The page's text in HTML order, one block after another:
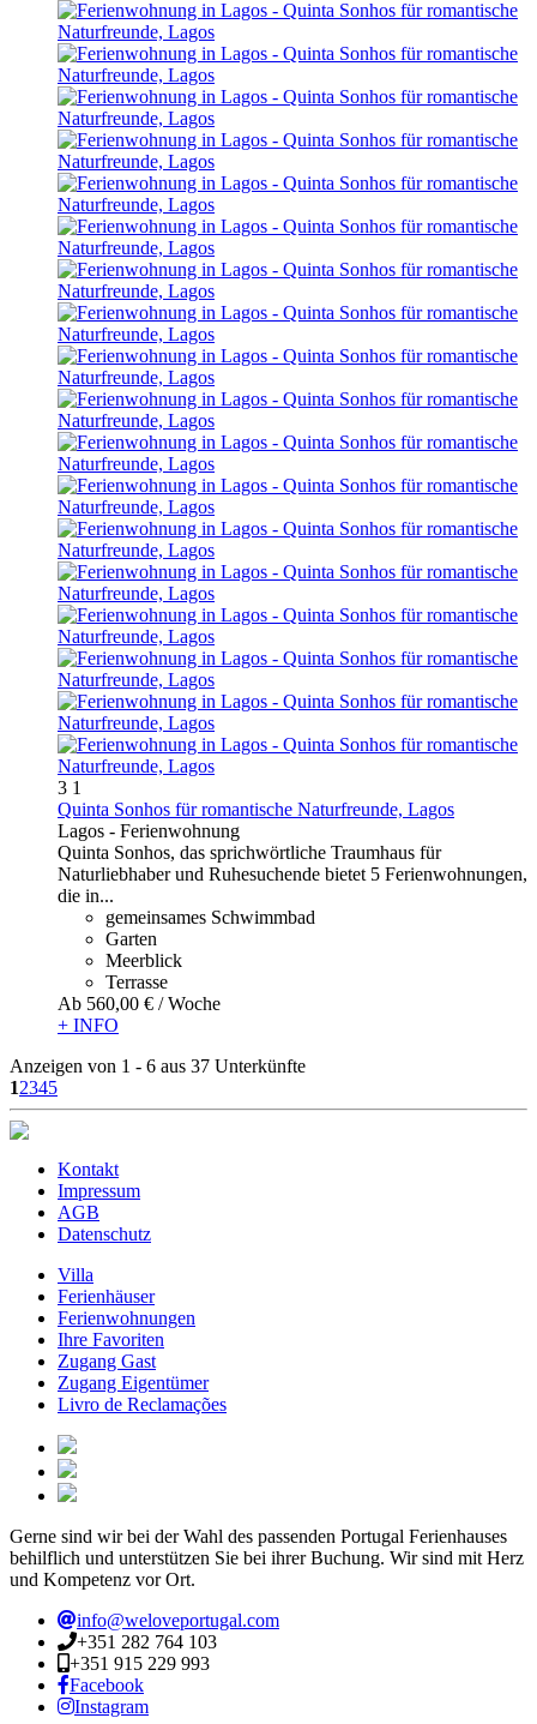
3 1
Quinta Sonhos für romantische Naturfreunde, Lagos
Lagos - Ferienwohnung
Quinta Sonhos, das sprichwörtliche Traumhaus für
Naturliebhaber und Ruhesuchende bietet 5 Ferienwohnungen,
die in...
gemeinsames Schwimmbad
Garten
Meerblick
Terrasse
Ab 560,00 € / Woche
+ INFO
Anzeigen von 1 - 6 aus 37 Unterkünfte
12345
Kontakt
Impressum
AGB
Datenschutz
Villa
Ferienhäuser
Ferienwohnungen
Ihre Favoriten
Zugang Gast
Zugang Eigentümer
Livro de Reclamações
Gerne sind wir bei der Wahl des passenden Portugal Ferienhauses
behilflich und unterstützen Sie bei ihrer Buchung. Wir sind mit Herz
und Kompetenz vor Ort.
info@weloveportugal.com
+351 282 764 103
+351 915 229 993
Facebook
Instagram